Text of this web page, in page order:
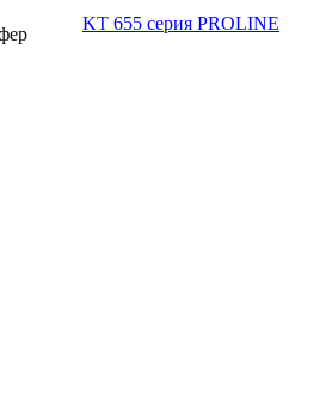
KT 655 серия PROLINE